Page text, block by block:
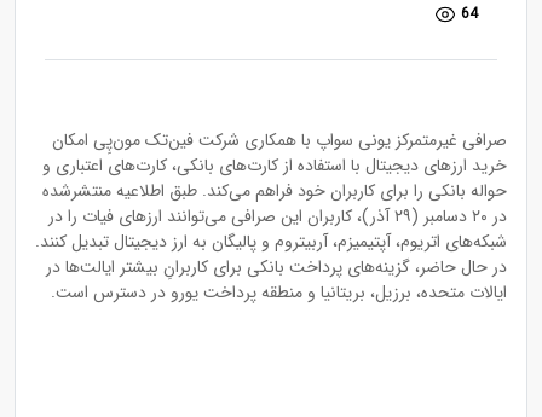
64
صرافی غیرمتمرکز یونی سواپ با همکاری شرکت فین‌تک مون‌پِی امکان
خرید ارزهای دیجیتال با استفاده از کارت‌های بانکی، کارت‌های اعتباری و
حواله بانکی را برای کاربران خود فراهم می‌کند. طبق اطلاعیه منتشرشده
در ۲۰ دسامبر (۲۹ آذر)، کاربران این صرافی می‌توانند ارزهای فیات را در
شبکه‌های اتریوم، آپتیمیزم، آربیتروم و پالیگان به ارز دیجیتال تبدیل کنند.
در حال حاضر، گزینه‌های پرداخت بانکی برای کاربرانِ بیشتر ایالت‌ها در
ایالات متحده، برزیل، بریتانیا و منطقه پرداخت یورو در دسترس است.